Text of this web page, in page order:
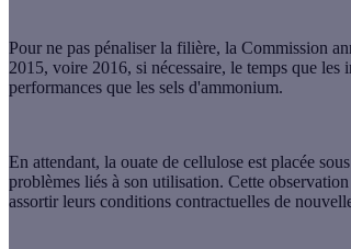
Pour ne pas pénaliser la filière, la Commission
2015, voire 2016, si nécessaire, le temps que les
performances que les sels d'ammonium.
En attendant, la ouate de cellulose est placée
problèmes liés à son utilisation. Cette
assortir leurs conditions contractuelles de